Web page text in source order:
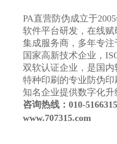
PA直营防伪成立于
软件平台研发，在线
集成服务商，多年专
国家高新技术企业，
双软认证企业，是国内
特种印刷的专业防伪
知名企业提供数字化升
咨询热线：010-
www.707315.com